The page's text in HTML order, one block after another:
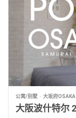
公寓/别墅 大坂府
大阪波什特尔